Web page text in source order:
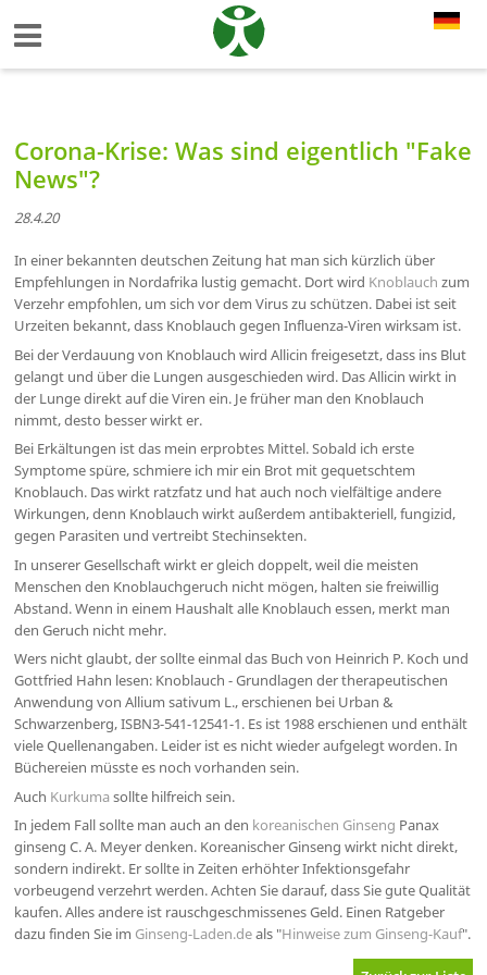
Corona-Krise: Was sind eigentlich "Fake
News"?
28.4.20
In einer bekannten deutschen Zeitung hat man sich kürzlich über
Empfehlungen in Nordafrika lustig gemacht. Dort wird Knoblauch zum
Verzehr empfohlen, um sich vor dem Virus zu schützen. Dabei ist seit
Urzeiten bekannt, dass Knoblauch gegen Influenza-Viren wirksam ist.
Bei der Verdauung von Knoblauch wird Allicin freigesetzt, dass ins Blut
gelangt und über die Lungen ausgeschieden wird. Das Allicin wirkt in
der Lunge direkt auf die Viren ein. Je früher man den Knoblauch
nimmt, desto besser wirkt er.
Bei Erkältungen ist das mein erprobtes Mittel. Sobald ich erste
Symptome spüre, schmiere ich mir ein Brot mit gequetschtem
Knoblauch. Das wirkt ratzfatz und hat auch noch vielfältige andere
Wirkungen, denn Knoblauch wirkt außerdem antibakteriell, fungizid,
gegen Parasiten und vertreibt Stechinsekten.
In unserer Gesellschaft wirkt er gleich doppelt, weil die meisten
Menschen den Knoblauchgeruch nicht mögen, halten sie freiwillig
Abstand. Wenn in einem Haushalt alle Knoblauch essen, merkt man
den Geruch nicht mehr.
Wers nicht glaubt, der sollte einmal das Buch von Heinrich P. Koch und
Gottfried Hahn lesen: Knoblauch - Grundlagen der therapeutischen
Anwendung von Allium sativum L., erschienen bei Urban &
Schwarzenberg, ISBN3-541-12541-1. Es ist 1988 erschienen und enthält
viele Quellenangaben. Leider ist es nicht wieder aufgelegt worden. In
Büchereien müsste es noch vorhanden sein.
Auch Kurkumasollte hilfreich sein.
In jedem Fall sollte man auch an den koreanischen Ginseng Panax
ginseng C. A. Meyer denken. Koreanischer Ginseng wirkt nicht direkt,
sondern indirekt. Er sollte in Zeiten erhöhter Infektionsgefahr
vorbeugend verzehrt werden. Achten Sie darauf, dass Sie gute Qualität
kaufen. Alles andere ist rauschgeschmissenes Geld. Einen Ratgeber
dazu finden Sie im Ginseng-Laden.deals "Hinweise zum Ginseng-Kauf".